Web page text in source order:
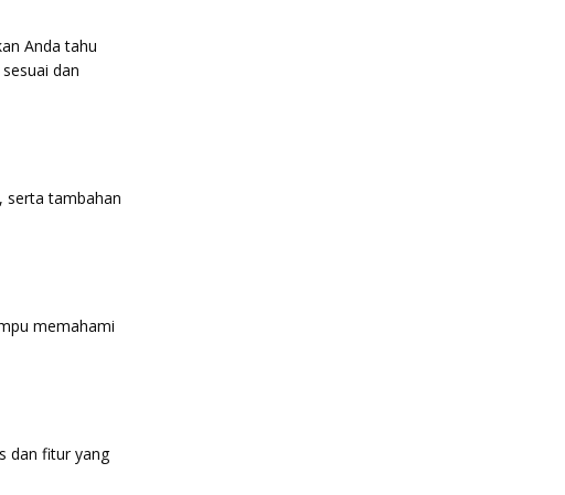
Anda tahu
dan
serta tambahan
memahami
dan fitur yang